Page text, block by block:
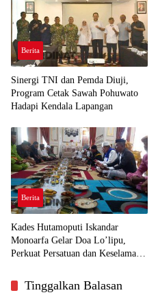
Berita
Sinergi TNI dan Pemda Diuji,
Program Cetak Sawah Pohuwato
Hadapi Kendala Lapangan
Berita
Kades Hutamoputi Iskandar
Monoarfa Gelar Doa Lo’lipu,
Perkuat Persatuan dan Keselamatan
Tinggalkan Balasan